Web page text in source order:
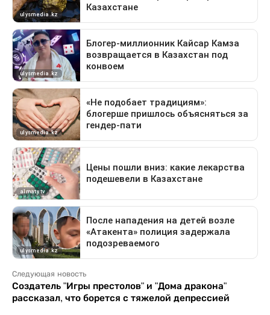
Следующая новость
Создатель "Игры престолов" и "Дома дракона"
рассказал, что борется с тяжелой депрессией